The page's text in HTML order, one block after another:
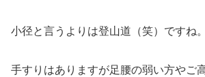
小径と言うよりは登山道（笑）ですね。
手すりはありますが足腰の弱い方やご